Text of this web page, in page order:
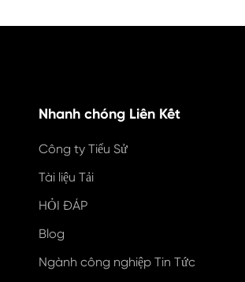
Nhanh chóng Liên Kết
Công ty Tiểu Sử
Tài liệu Tải
HỎI ĐÁP
Blog
Ngành công nghiệp Tin Tức